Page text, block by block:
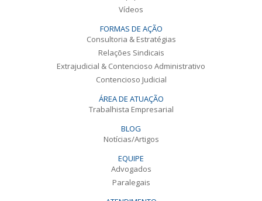
Vídeos
FORMAS DE AÇÃO
Consultoria & Estratégias
Relações Sindicais
Extrajudicial & Contencioso Administrativo
Contencioso Judicial
ÁREA DE ATUAÇÃO
Trabalhista Empresarial
BLOG
Notícias/Artigos
EQUIPE
Advogados
Paralegais